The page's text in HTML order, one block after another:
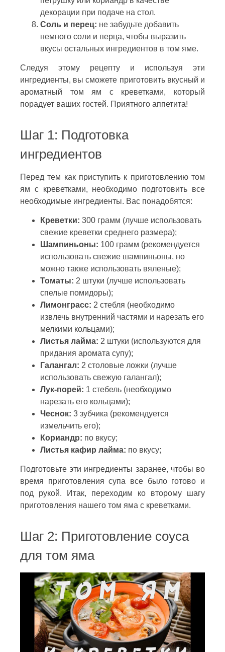
декорации при подаче на стол.
Соль и перец: не забудьте добавить
немного соли и перца, чтобы выразить
вкусы остальных ингредиентов в том яме.
Следуя этому рецепту и используя эти
ингредиенты, вы сможете приготовить вкусный и
ароматный том ям с креветками, который
порадует ваших гостей. Приятного аппетита!
Шаг 1: Подготовка
ингредиентов
Перед тем как приступить к приготовлению том
ям с креветками, необходимо подготовить все
необходимые ингредиенты. Вас понадобятся:
Креветки: 300 грамм (лучше использовать
свежие креветки среднего размера);
Шампиньоны: 100 грамм (рекомендуется
использовать свежие шампиньоны, но
можно также использовать вяленые);
Томаты: 2 штуки (лучше использовать
спелые помидоры);
Лимонграсс: 2 стебля (необходимо
извлечь внутренний частями и нарезать его
мелкими кольцами);
Листья лайма: 2 штуки (используются для
придания аромата супу);
Галангал: 2 столовые ложки (лучше
использовать свежую галангал);
Лук-порей: 1 стебель (необходимо
нарезать его кольцами);
Чеснок: 3 зубчика (рекомендуется
измельчить его);
Кориандр: по вкусу;
Листья кафир лайма: по вкусу;
Подготовьте эти ингредиенты заранее, чтобы во
время приготовления супа все было готово и
под рукой. Итак, переходим ко второму шагу
приготовления нашего том яма с креветками.
Шаг 2: Приготовление соуса
для том яма